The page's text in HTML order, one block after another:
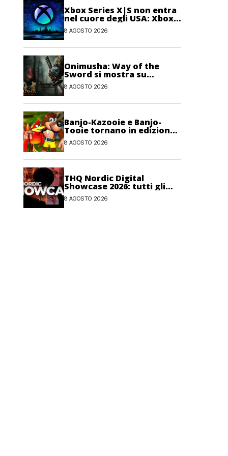
Xbox Series X|S non entra
nel cuore degli USA: Xbox
One avrebbe ancora più
giocatori attivi
8 AGOSTO 2026
Onimusha: Way of the
Sword si mostra su
Nintendo Switch 2
8 AGOSTO 2026
Banjo-Kazooie e Banjo-
Tooie tornano in edizione
fisica su Evercade a
ottobre
8 AGOSTO 2026
THQ Nordic Digital
Showcase 2026: tutti gli
annunci, i trailer e le
novità dell’evento
8 AGOSTO 2026